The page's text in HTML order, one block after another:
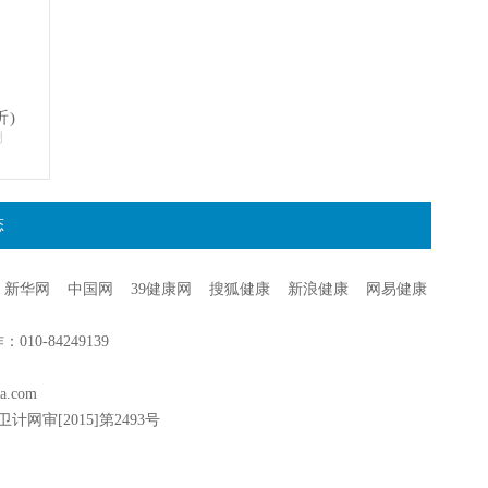
)
新华网 中国网 39健康网 搜狐健康 新浪健康
网易健康
010-84249139
计网审[2015]第2493号